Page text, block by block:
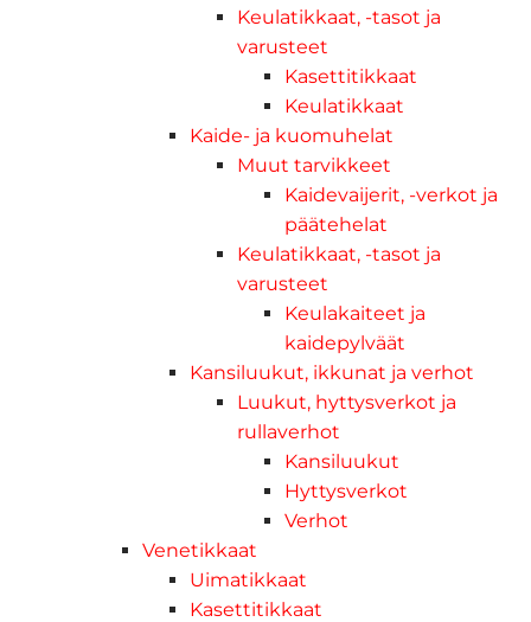
Keulatikkaat, -tasot ja
varusteet
Kasettitikkaat
Keulatikkaat
Kaide- ja kuomuhelat
Muut tarvikkeet
Kaidevaijerit, -verkot ja
päätehelat
Keulatikkaat, -tasot ja
varusteet
Keulakaiteet ja
kaidepylväät
Kansiluukut, ikkunat ja verhot
Luukut, hyttysverkot ja
rullaverhot
Kansiluukut
Hyttysverkot
Verhot
Venetikkaat
Uimatikkaat
Kasettitikkaat